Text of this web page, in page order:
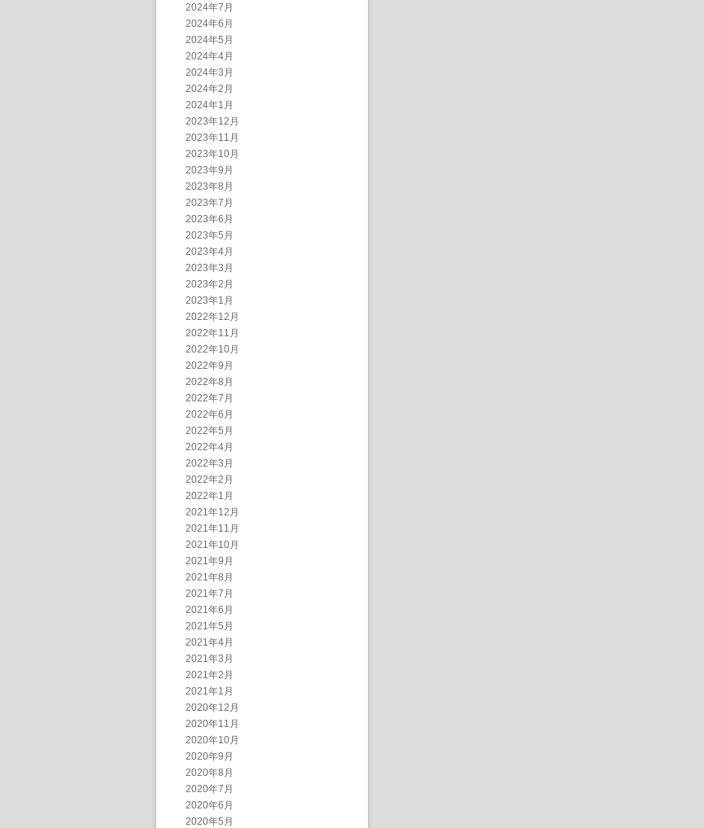
2024年7月
2024年6月
2024年5月
2024年4月
2024年3月
2024年2月
2024年1月
2023年12月
2023年11月
2023年10月
2023年9月
2023年8月
2023年7月
2023年6月
2023年5月
2023年4月
2023年3月
2023年2月
2023年1月
2022年12月
2022年11月
2022年10月
2022年9月
2022年8月
2022年7月
2022年6月
2022年5月
2022年4月
2022年3月
2022年2月
2022年1月
2021年12月
2021年11月
2021年10月
2021年9月
2021年8月
2021年7月
2021年6月
2021年5月
2021年4月
2021年3月
2021年2月
2021年1月
2020年12月
2020年11月
2020年10月
2020年9月
2020年8月
2020年7月
2020年6月
2020年5月